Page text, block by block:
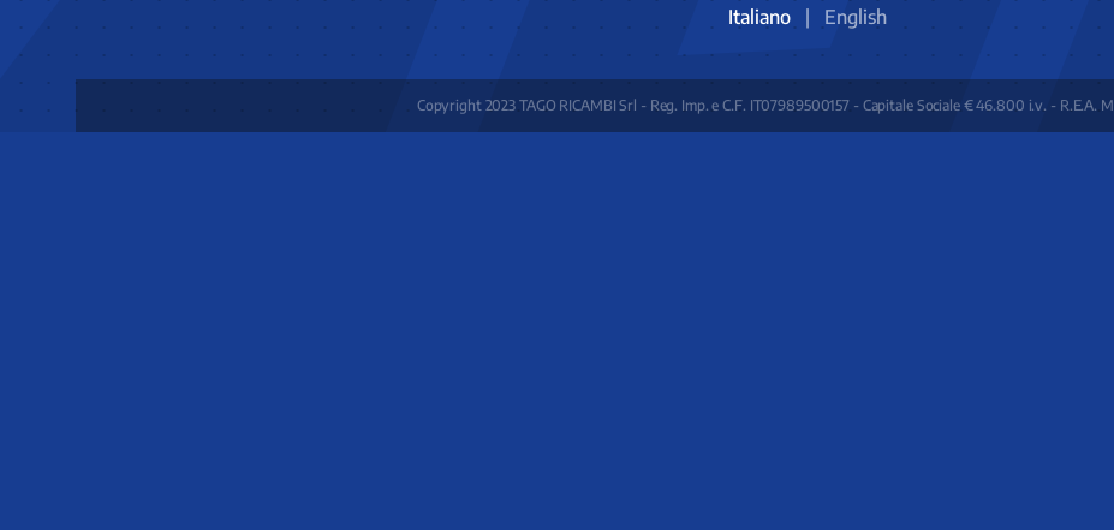
Italiano English
Copyright 2023 TAGO RICAMBI Srl - Reg. Imp. e C.F. IT07989500157 - Capitale Sociale € 46.800 i.v. - R.E.A.